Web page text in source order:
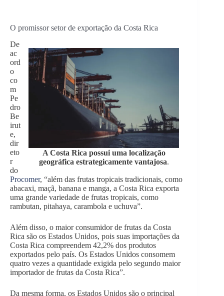
O promissor setor de exportação da Costa Rica
A Costa Rica possui uma localização
geográfica estrategicamente vantajosa.
De
ac
ord
o
co
m
Pe
dro
Be
irut
e,
dir
eto
r
do
Procomer, “além das frutas tropicais tradicionais, como
abacaxi, maçã, banana e manga, a Costa Rica exporta
uma grande variedade de frutas tropicais, como
rambutan, pitahaya, carambola e uchuva”.
Além disso, o maior consumidor de frutas da Costa
Rica são os Estados Unidos, pois suas importações da
Costa Rica compreendem 42,2% dos produtos
exportados pelo país. Os Estados Unidos consomem
quatro vezes a quantidade exigida pelo segundo maior
importador de frutas da Costa Rica”.
Da mesma forma, os Estados Unidos são o principal